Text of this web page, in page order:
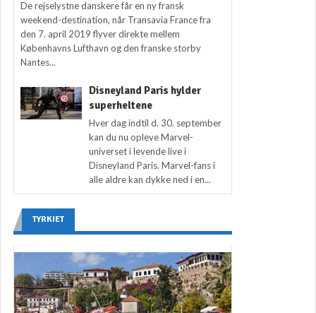
De rejselystne danskere får en ny fransk
weekend-destination, når Transavia France fra
den 7. april 2019 flyver direkte mellem
Københavns Lufthavn og den franske storby
Nantes...
Disneyland Paris hylder
superheltene
Hver dag indtil d. 30. september
kan du nu opleve Marvel-
universet i levende live i
Disneyland Paris. Marvel-fans i
alle aldre kan dykke ned i en...
TYRKIET